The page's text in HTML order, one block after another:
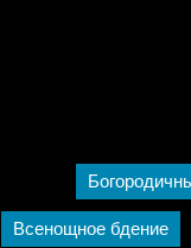
Всенощное бдение